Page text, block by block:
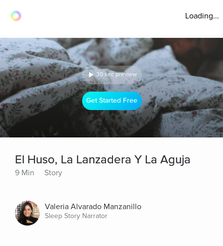
Loading...
30 sec preview
Get Started Free
El Huso, La Lanzadera Y La Aguja
9 Min Story
Valeria Alvarado Manzanillo
Sleep Story Narrator